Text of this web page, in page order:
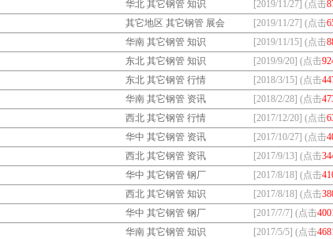
华北 其它钢管 知识 [2019/11/27] (点击
其它地区 其它钢管 展会 [2019/11/27] (点击
华南 其它钢管 知识 [2019/11/15] (点击
东北 其它钢管 知识 [2019/9/20] (点击
东北 其它钢管 行情 [2018/3/15] (点击
华南 其它钢管 资讯 [2018/2/28] (点击
西北 其它钢管 行情 [2017/12/20] (点击
华中 其它钢管 资讯 [2017/10/27] (点击
西北 其它钢管 资讯 [2017/9/13] (点击
华中 其它钢管 钢厂 [2017/8/18] (点击
西北 其它钢管 知识 [2017/8/18] (点击
华中 其它钢管 钢厂 [2017/7/7] (点击
华南 其它钢管 知识 [2017/5/5] (点击